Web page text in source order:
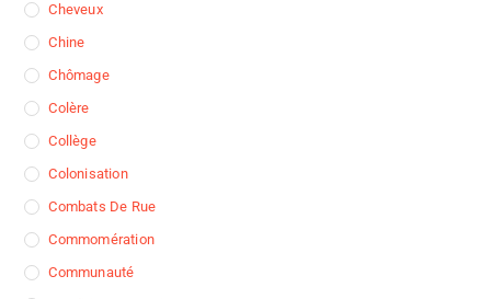
Cheveux
Chine
Chômage
Colère
Collège
Colonisation
Combats De Rue
Commomération
Communauté